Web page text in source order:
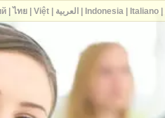
| ไทย| Việt| العربية Indonesia| Italiano|